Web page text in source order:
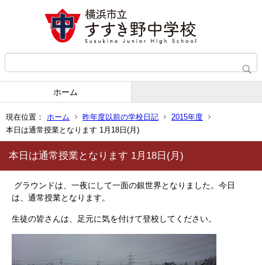
ホーム
現在位置： ホーム 昨年度以前の学校日記
2015年度
本日は通常授業となります 1月18日(月)
本日は通常授業となります 1月18日(月)
グラウンドは、一夜にして一面の銀世界となりました。今日
は、通常授業となります。
生徒の皆さんは、足元に気を付けて登校してください。